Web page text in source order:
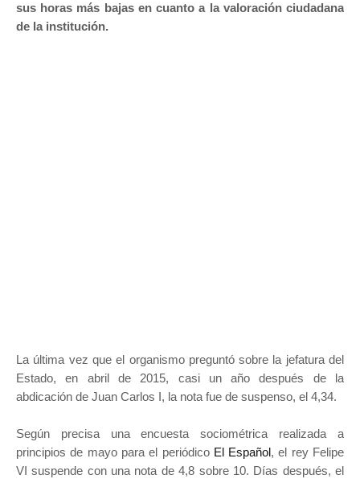
sus horas más bajas en cuanto a la valoración ciudadana
de la institución.
La última vez que el organismo preguntó sobre la jefatura del
Estado, en abril de 2015, casi un año después de la
abdicación de Juan Carlos I, la nota fue de suspenso, el 4,34.
Según precisa una encuesta sociométrica realizada a
principios de mayo para el periódico El Español, el rey Felipe
VI suspende con una nota de 4,8 sobre 10. Días después, el